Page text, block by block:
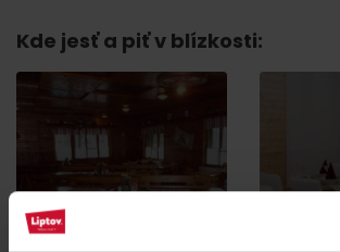
Kde jesť a piť v blízkosti:
Jánošíkova koliba